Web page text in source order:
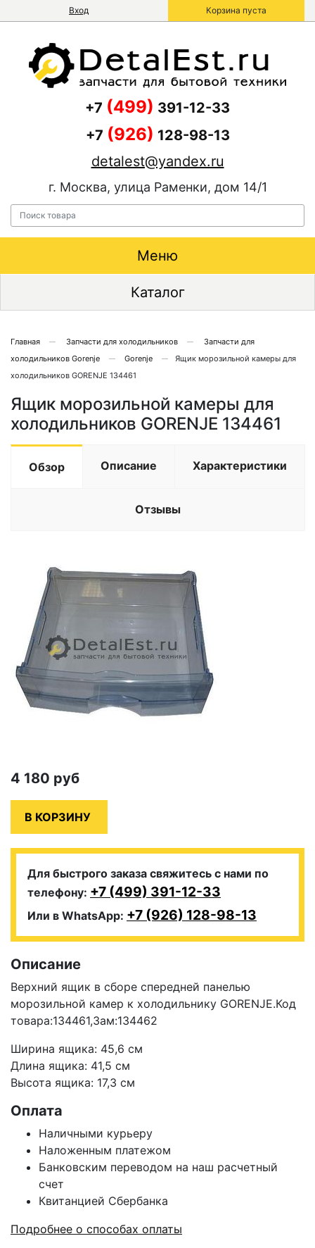
Вход Корзина пуста
+7 (499) 391-12-33
+7 (926) 128-98-13
detalest@yandex.ru
г. Москва, улица Раменки, дом 14/1
Меню
Каталог
Главная Запчасти для холодильников
Запчасти для
холодильников Gorenje
Gorenje
Ящик морозильной камеры для
холодильников GORENJE 134461
Ящик морозильной камеры для
холодильников GORENJE 134461
Обзор Описание Характеристики
Отзывы
4 180 руб
Для быстрого заказа свяжитесь с нами по
телефону: +7 (499) 391-12-33
Или в WhatsApp: +7 (926) 128-98-13
Описание
Верхний ящик в сборе спередней панелью
морозильной камер к холодильнику GORENJE.Код
товара:134461,Зам:134462
Ширина ящика: 45,6 см
Длина ящика: 41,5 см
Высота ящика: 17,3 см
Оплата
Наличными курьеру
Наложенным платежом
Банковским переводом на наш расчетный
счет
Квитанцией Сбербанка
Подробнее о способах оплаты